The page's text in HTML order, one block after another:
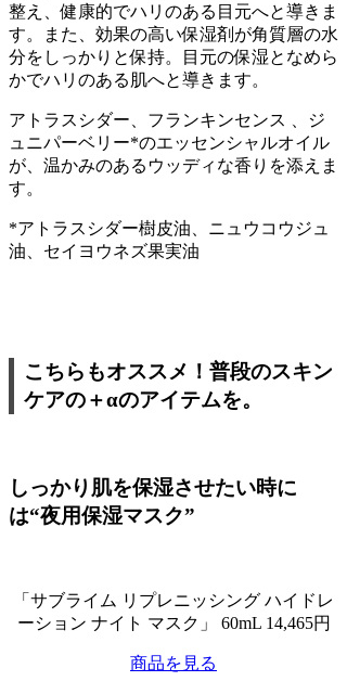
整え、健康的でハリのある目元へと導きま
す。また、効果の高い保湿剤が角質層の水
分をしっかりと保持。目元の保湿となめら
かでハリのある肌へと導きます。
アトラスシダー、フランキンセンス 、ジ
ュニパーベリー*のエッセンシャルオイル
が、温かみのあるウッディな香りを添えま
す。
*アトラスシダー樹皮油、ニュウコウジュ
油、セイヨウネズ果実油
こちらもオススメ！普段のスキン
ケアの＋αのアイテムを。
しっかり肌を保湿させたい時に
は“夜用保湿マスク”
「サブライム リプレニッシング ハイドレ
ーション ナイト マスク」 60mL 14,465円
商品を見る